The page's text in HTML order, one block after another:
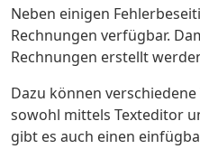
Neben einigen
Rechnungen verfügbar.
Rechnungen erstellt
Dazu können
sowohl mittels Texteditor
gibt es auch einen